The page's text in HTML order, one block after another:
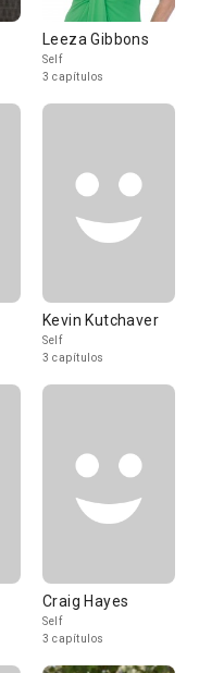
Leeza Gibbons
Self
3 capítulos
Kevin Kutchaver
Self
3 capítulos
Craig Hayes
Self
3 capítulos